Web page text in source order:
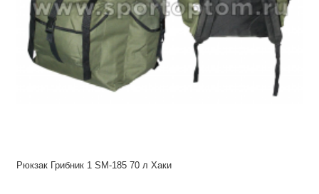
Рюкзак Грибник 1 SM-185 70 л Хаки